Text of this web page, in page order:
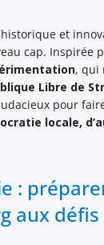
et
cap. Inspirée
, qui
Libre de
pour
locale,
:
aux défis